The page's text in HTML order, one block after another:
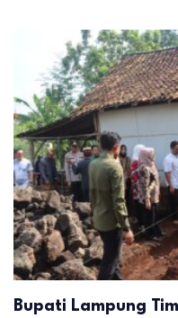
Bupati Lampung